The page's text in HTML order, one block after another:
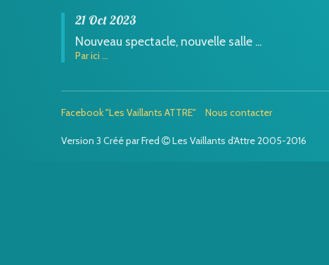
21 Oct 2023
Nouveau spectacle, nouvelle salle ...
Par ici ...
Facebook "Les Vaillants ATTRE" Nous contacter
Version 3 Créé par Fred Les Vaillants d'Attre 2005-2016